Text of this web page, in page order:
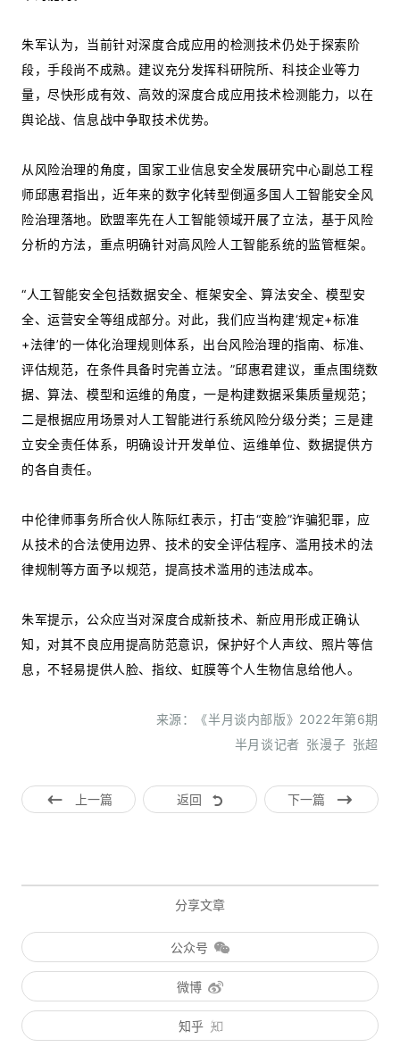
朱军认为，当前针对深度合成应用的检测技术仍处于探索阶
段，手段尚不成熟。建议充分发挥科研院所、科技企业等力
量，尽快形成有效、高效的深度合成应用技术检测能力，以在
舆论战、信息战中争取技术优势。
从风险治理的角度，国家工业信息安全发展研究中心副总工程
师邱惠君指出，近年来的数字化转型倒逼多国人工智能安全风
险治理落地。欧盟率先在人工智能领域开展了立法，基于风险
分析的方法，重点明确针对高风险人工智能系统的监管框架。
“人工智能安全包括数据安全、框架安全、算法安全、模型安
全、运营安全等组成部分。对此，我们应当构建‘规定+标准
+法律’的一体化治理规则体系，出台风险治理的指南、标准、
评估规范，在条件具备时完善立法。”邱惠君建议，重点围绕数
据、算法、模型和运维的角度，一是构建数据采集质量规范；
二是根据应用场景对人工智能进行系统风险分级分类；三是建
立安全责任体系，明确设计开发单位、运维单位、数据提供方
的各自责任。
中伦律师事务所合伙人陈际红表示，打击“变脸”诈骗犯罪，应
从技术的合法使用边界、技术的安全评估程序、滥用技术的法
律规制等方面予以规范，提高技术滥用的违法成本。
朱军提示，公众应当对深度合成新技术、新应用形成正确认
知，对其不良应用提高防范意识，保护好个人声纹、照片等信
息，不轻易提供人脸、指纹、虹膜等个人生物信息给他人。
来源：《半月谈内部版》2022年第6期
半月谈记者 张漫子 张超
上一篇 返回 下一篇
分享文章
公众号
微博
知乎